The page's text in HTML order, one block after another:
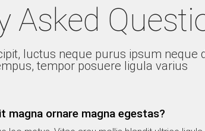
Asked
luctus neque purus ipsum neque
tempor posuere ligula varius
magna ornare magna egestas?